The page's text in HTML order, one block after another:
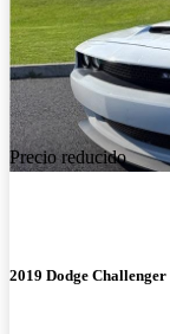
Precio reducido
2019 Dodge Challenger